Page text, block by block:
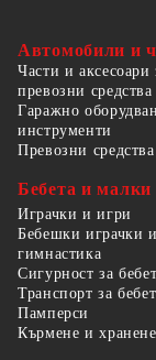
Автомобили и
Части и аксесоари
превозни средства
Гаражно
инструменти
Превозни средства
Бебета и малки
Играчки и игри
Бебешки играчки
гимнастика
Сигурност за
Транспорт за
Памперси
Кърмене и хранене